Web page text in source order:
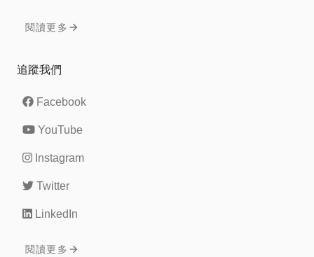
閱讀更多
追蹤我們
Facebook
YouTube
Instagram
Twitter
LinkedIn
閱讀更多